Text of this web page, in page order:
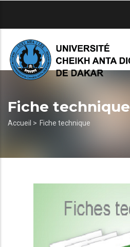
principal
Fiche technique
Fil
Accueil > Fiche technique